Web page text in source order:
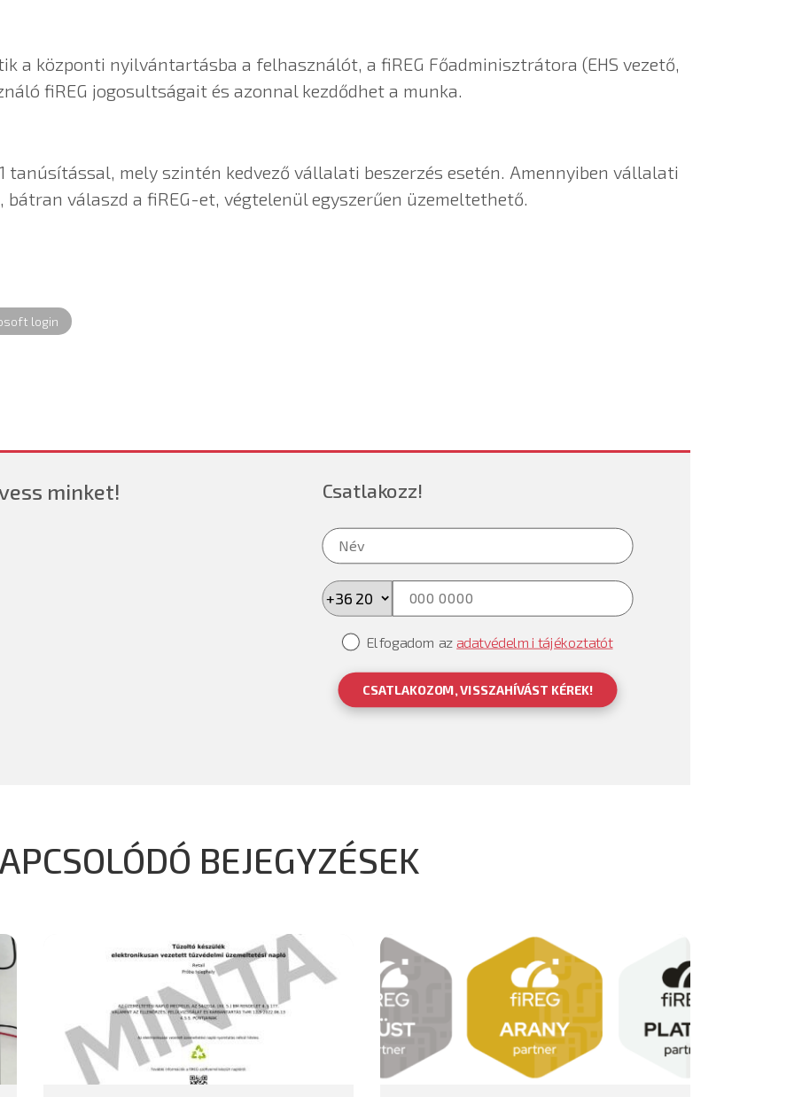
a központi nyilvántartásba a felhasználót, a fiREG Főadminisztrátora (EHS vezető,
fiREG jogosultságait és azonnal kezdődhet a munka.
tanúsítással, mely szintén kedvező vállalati beszerzés esetén. Amennyiben vállalati
válaszd a fiREG-et, végtelenül egyszerűen üzemeltethető.
login
minket! Csatlakozz!
Elfogadom azadatvédelmi tájékoztatót
CSATLAKOZOM, VISSZAHÍVÁST KÉREK!
BEJEGYZÉSEK